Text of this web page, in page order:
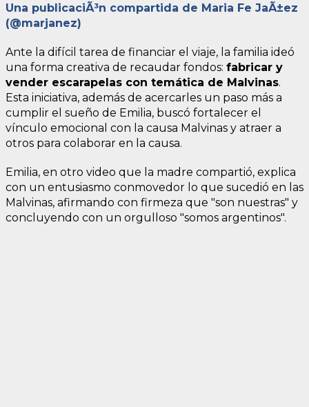
Una publicaciÃ³n compartida de Maria Fe JaÃ±ez
(@marjanez)
Ante la difícil tarea de financiar el viaje, la familia ideó
una forma creativa de recaudar fondos: fabricar y
vender escarapelas con temática de Malvinas.
Esta iniciativa, además de acercarles un paso más a
cumplir el sueño de Emilia, buscó fortalecer el
vínculo emocional con la causa Malvinas y atraer a
otros para colaborar en la causa.
Emilia, en otro video que la madre compartió, explica
con un entusiasmo conmovedor lo que sucedió en las
Malvinas, afirmando con firmeza que "son nuestras" y
concluyendo con un orgulloso "somos argentinos".